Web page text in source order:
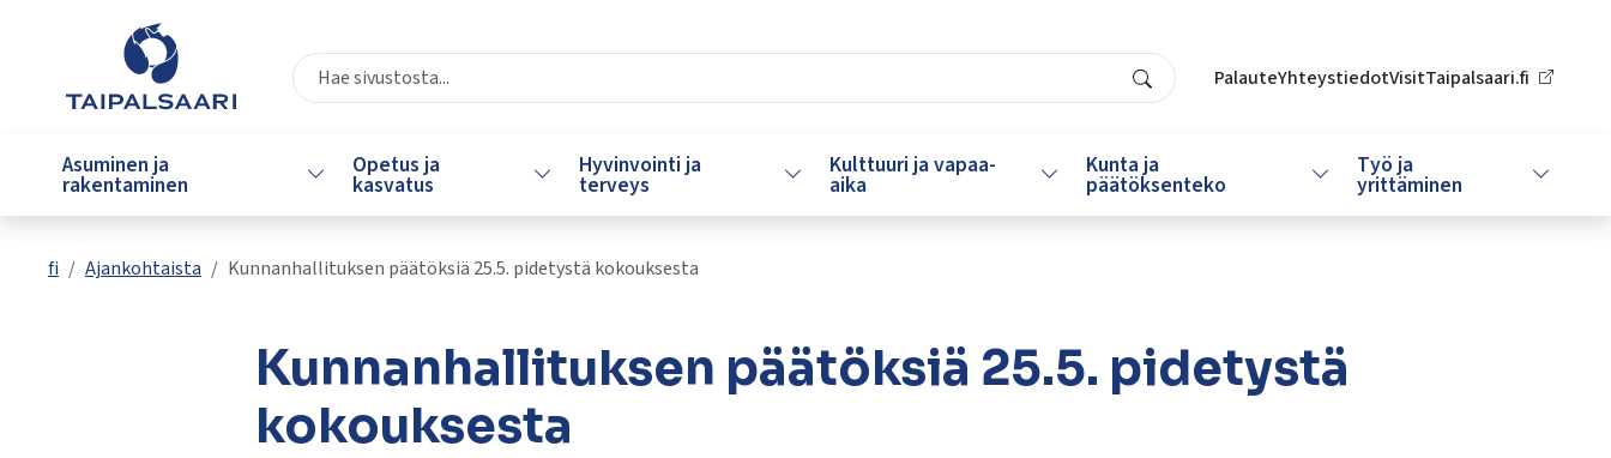
Siirry pääsisältöön
PalauteYhteystiedotVisitTaipalsaari.fi
Search
oleva
ja
hakutulokseen
painamalla
enteriä.
Asuminen ja
rakentaminen Vaihda alasvetovalikkoa
Opetus ja
kasvatus Vaihda alasvetovalikkoa
Hyvinvointi ja
terveys Vaihda alasvetovalikkoa
Kulttuuri ja vapaa-
aika Vaihda alasvetovalikkoa
Kunta ja
päätöksenteko Vaihda alasvetovalikkoa
Työ ja
yrittäminen Vaihda
fi Ajankohtaista Kunnanhallituksen päätöksiä 25.5. pidetystä kokouksesta
Kunnanhallituksen päätöksiä 25.5. pidetystä
kokouksesta